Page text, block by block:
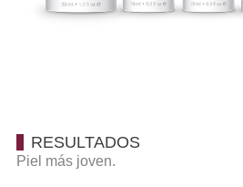
RESULTADOS
Piel más joven.